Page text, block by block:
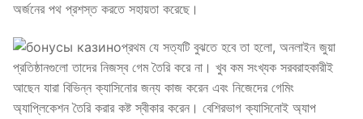
অর্জনের পথ প্রশস্ত করতে সহায়তা করেছে।
প্রথম যে সত্যটি বুঝতে হবে তা হলো, অনলাইন জুয়া
প্রতিষ্ঠানগুলো তাদের নিজস্ব গেম তৈরি করে না। খুব কম সংখ্যক সরবরাহকারীই
আছেন যারা বিভিন্ন ক্যাসিনোর জন্য কাজ করেন এবং নিজেদের গেমিং
অ্যাপ্লিকেশন তৈরি করার কষ্ট স্বীকার করেন। বেশিরভাগ ক্যাসিনোই অ্যাপ